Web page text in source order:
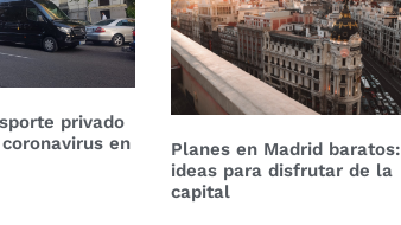
privado
en
Planes en Madrid baratos:
ideas para disfrutar de la
capital